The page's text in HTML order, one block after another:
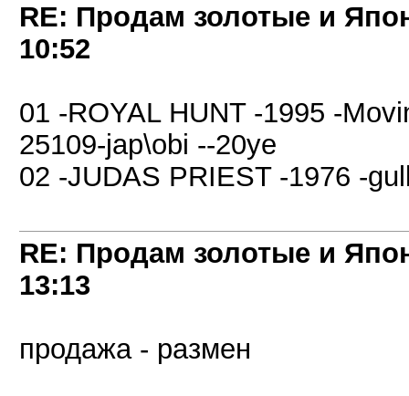
RE: Продам золотые и
10:52
01 -ROYAL HUNT -1995 -
25109-jap\obi --20уе
02 -JUDAS PRIEST -1976 -
RE: Продам золотые и
13:13
продажа - размен